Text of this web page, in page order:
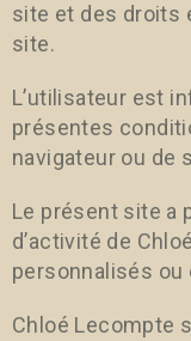
site et des droits
site.
L’utilisateur est
présentes
navigateur ou de
Le présent site a
d’activité de
personnalisés ou
Chloé Lecompte